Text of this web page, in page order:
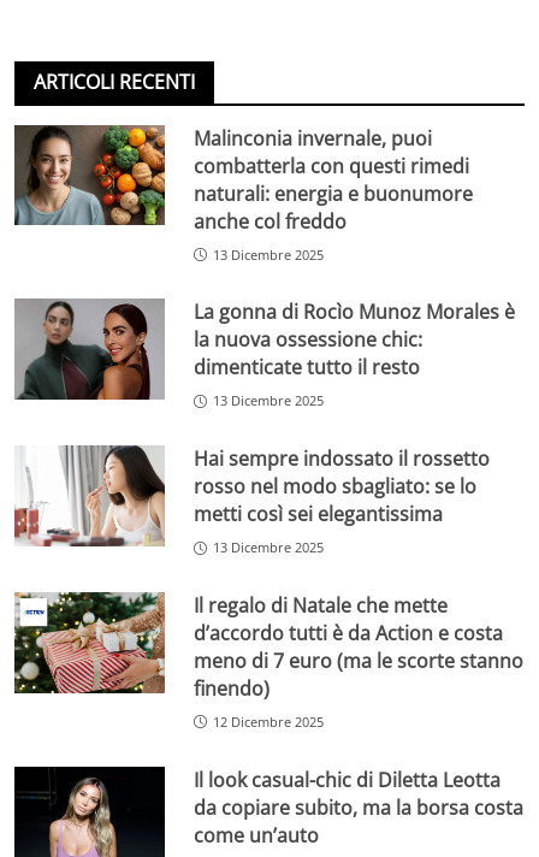
ARTICOLI RECENTI
Malinconia invernale, puoi
combatterla con questi rimedi
naturali: energia e buonumore
anche col freddo
13 Dicembre 2025
La gonna di Rocìo Munoz Morales è
la nuova ossessione chic:
dimenticate tutto il resto
13 Dicembre 2025
Hai sempre indossato il rossetto
rosso nel modo sbagliato: se lo
metti così sei elegantissima
13 Dicembre 2025
Il regalo di Natale che mette
d’accordo tutti è da Action e costa
meno di 7 euro (ma le scorte stanno
finendo)
12 Dicembre 2025
Il look casual-chic di Diletta Leotta
da copiare subito, ma la borsa costa
come un’auto